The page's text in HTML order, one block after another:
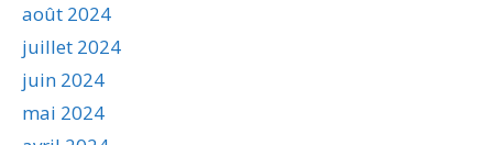
août 2024
juillet 2024
juin 2024
mai 2024